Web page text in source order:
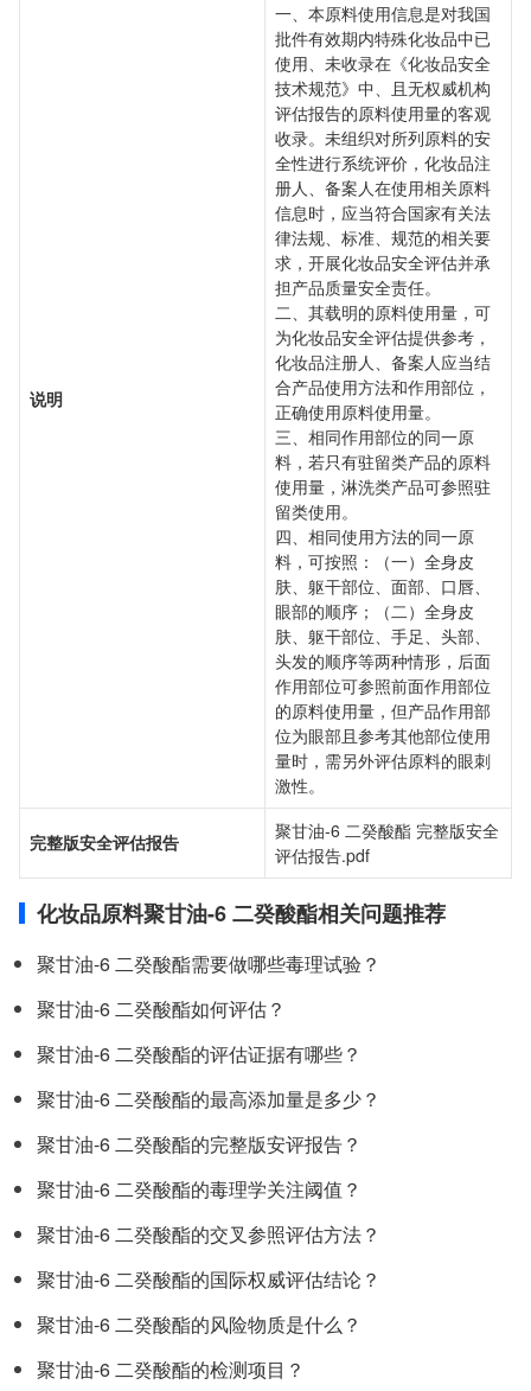
说明
一、本原料使用信息是对我国
批件有效期内特殊化妆品中已
使用、未收录在《化妆品安全
技术规范》中、且无权威机构
评估报告的原料使用量的客观
收录。未组织对所列原料的安
全性进行系统评价，化妆品注
册人、备案人在使用相关原料
信息时，应当符合国家有关法
律法规、标准、规范的相关要
求，开展化妆品安全评估并承
担产品质量安全责任。
二、其载明的原料使用量，可
为化妆品安全评估提供参考，
化妆品注册人、备案人应当结
合产品使用方法和作用部位，
正确使用原料使用量。
三、相同作用部位的同一原
料，若只有驻留类产品的原料
使用量，淋洗类产品可参照驻
留类使用。
四、相同使用方法的同一原
料，可按照：（一）全身皮
肤、躯干部位、面部、口唇、
眼部的顺序；（二）全身皮
肤、躯干部位、手足、头部、
头发的顺序等两种情形，后面
作用部位可参照前面作用部位
的原料使用量，但产品作用部
位为眼部且参考其他部位使用
量时，需另外评估原料的眼刺
激性。
完整版安全评估报告
聚甘油-6 二癸酸酯 完整版安全
评估报告.pdf
化妆品原料聚甘油-6 二癸酸酯相关问题推荐
聚甘油-6 二癸酸酯需要做哪些毒理试验？
聚甘油-6 二癸酸酯如何评估？
聚甘油-6 二癸酸酯的评估证据有哪些？
聚甘油-6 二癸酸酯的最高添加量是多少？
聚甘油-6 二癸酸酯的完整版安评报告？
聚甘油-6 二癸酸酯的毒理学关注阈值？
聚甘油-6 二癸酸酯的交叉参照评估方法？
聚甘油-6 二癸酸酯的国际权威评估结论？
聚甘油-6 二癸酸酯的风险物质是什么？
聚甘油-6 二癸酸酯的检测项目？